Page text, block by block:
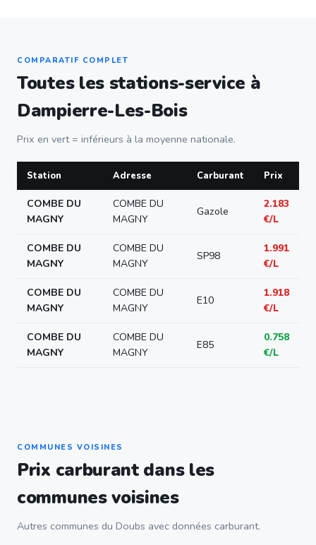
COMPARATIF COMPLET
Toutes les stations-service à
Dampierre-Les-Bois
Prix en vert = inférieurs à la moyenne nationale.
Station Adresse Carburant Prix
COMBE DU
MAGNY
COMBE DU
MAGNY
Gazole
2.183
€/L
COMBE DU
MAGNY
COMBE DU
MAGNY
SP98
1.991
€/L
COMBE DU
MAGNY
COMBE DU
MAGNY
E10
1.918
€/L
COMBE DU
MAGNY
COMBE DU
MAGNY
E85
0.758
€/L
COMMUNES VOISINES
Prix carburant dans les
communes voisines
Autres communes du Doubs avec données carburant.